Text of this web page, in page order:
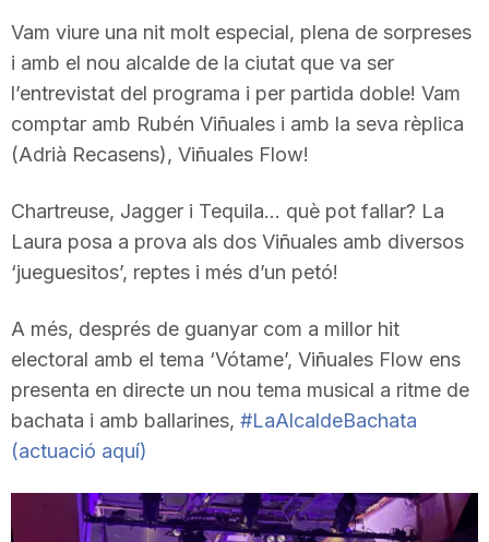
e
T
a
r
a
Vam viure una nit molt especial, plena de sorpreses
i amb el nou alcalde de la ciutat que va ser
l’entrevistat del programa i per partida doble! Vam
comptar amb Rubén Viñuales i amb la seva rèplica
(Adrià Recasens), Viñuales Flow!
Chartreuse, Jagger i Tequila… què pot fallar? La
Laura posa a prova als dos Viñuales amb diversos
‘jueguesitos’, reptes i més d’un petó!
A més, després de guanyar com a millor hit
electoral amb el tema ‘Vótame’, Viñuales Flow ens
presenta en directe un nou tema musical a ritme de
bachata i amb ballarines, #LaAlcaldeBachata
(actuació aquí)